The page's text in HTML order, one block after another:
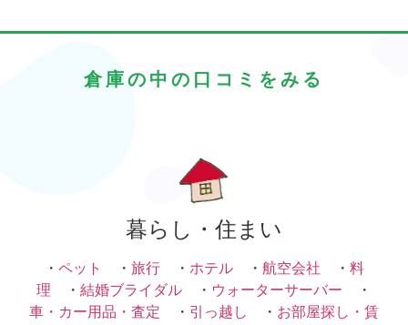
倉庫の中の口コミをみる
暮らし・住まい
・ ペット ・ 旅行 ・ ホテル ・ 航空会社 ・ 料
理 ・ 結婚ブライダル ・ ウォーターサーバー ・
車・カー用品・査定 ・ 引っ越し ・ お部屋探し・賃